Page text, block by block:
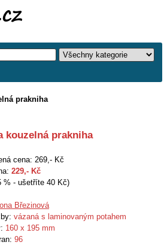
prakniha
kouzelná prakniha
cena: 269,- Kč
229,- Kč
% - ušetříte 40 Kč)
Březinová
vázaná s laminovaným potahem
160 x 195 mm
96